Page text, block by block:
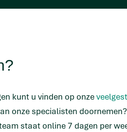
kunt u vinden op onze
onze specialisten
staat online 7 dagen per